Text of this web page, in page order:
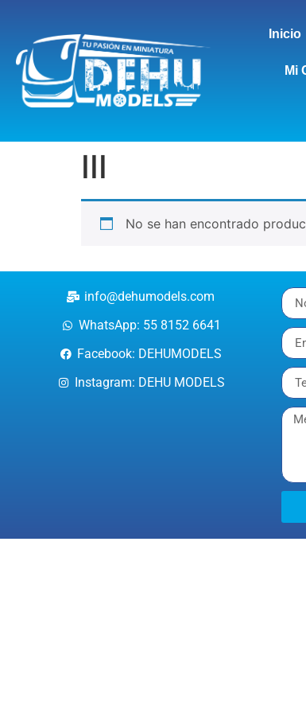
Inicio
Mi
III
No se han encontrado
info@dehumodels.com
WhatsApp: 55 8152 6641
Facebook: DEHUMODELS
Instagram: DEHU MODELS